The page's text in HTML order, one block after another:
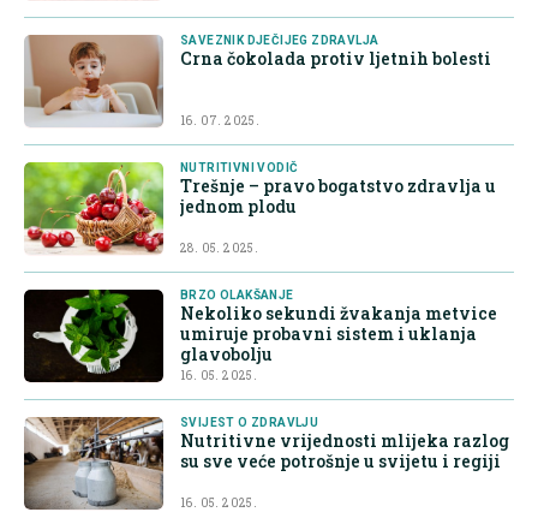
SAVEZNIK DJEČIJEG ZDRAVLJA
Crna čokolada protiv ljetnih bolesti
16. 07. 2025.
NUTRITIVNI VODIČ
Trešnje – pravo bogatstvo zdravlja u
jednom plodu
28. 05. 2025.
BRZO OLAKŠANJE
Nekoliko sekundi žvakanja metvice
umiruje probavni sistem i uklanja
glavobolju
16. 05. 2025.
SVIJEST O ZDRAVLJU
Nutritivne vrijednosti mlijeka razlog
su sve veće potrošnje u svijetu i regiji
16. 05. 2025.